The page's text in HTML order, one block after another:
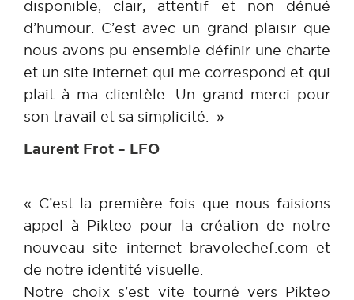
disponible, clair, attentif et non dénué
d’humour. C’est avec un grand plaisir que
nous avons pu ensemble définir une charte
et un site internet qui me correspond et qui
plait à ma clientèle. Un grand merci pour
son travail et sa simplicité. »
Laurent Frot – LFO
« C’est la première fois que nous faisions
appel à Pikteo pour la création de notre
nouveau site internet bravolechef.com et
de notre identité visuelle.
Notre choix s’est vite tourné vers Pikteo